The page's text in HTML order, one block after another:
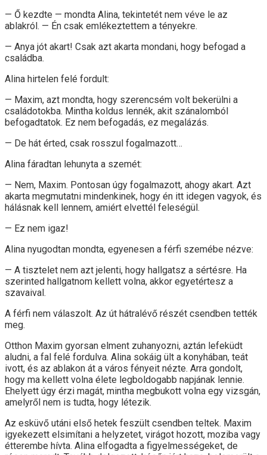
— Ő kezdte — mondta Alina, tekintetét nem véve le az
ablakról. — Én csak emlékeztettem a tényekre.
— Anya jót akart! Csak azt akarta mondani, hogy befogad a
családba.
Alina hirtelen felé fordult:
— Maxim, azt mondta, hogy szerencsém volt bekerülni a
családotokba. Mintha koldus lennék, akit szánalomból
befogadtatok. Ez nem befogadás, ez megalázás.
— De hát érted, csak rosszul fogalmazott…
Alina fáradtan lehunyta a szemét:
— Nem, Maxim. Pontosan úgy fogalmazott, ahogy akart. Azt
akarta megmutatni mindenkinek, hogy én itt idegen vagyok, és
hálásnak kell lennem, amiért elvettél feleségül.
— Ez nem igaz!
Alina nyugodtan mondta, egyenesen a férfi szemébe nézve:
— A tisztelet nem azt jelenti, hogy hallgatsz a sértésre. Ha
szerinted hallgatnom kellett volna, akkor egyetértesz a
szavaival.
A férfi nem válaszolt. Az út hátralévő részét csendben tették
meg.
Otthon Maxim gyorsan elment zuhanyozni, aztán lefeküdt
aludni, a fal felé fordulva. Alina sokáig ült a konyhában, teát
ivott, és az ablakon át a város fényeit nézte. Arra gondolt,
hogy ma kellett volna élete legboldogabb napjának lennie.
Ehelyett úgy érzi magát, mintha megbukott volna egy vizsgán,
amelyről nem is tudta, hogy létezik.
Az esküvő utáni első hetek feszült csendben teltek. Maxim
igyekezett elsimítani a helyzetet, virágot hozott, moziba vagy
étterembe hívta. Alina elfogadta a figyelmességeket, de